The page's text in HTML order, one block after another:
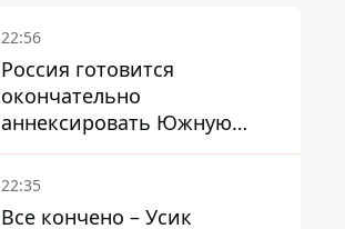
22:56
Россия готовится
окончательно
аннексировать Южную
Осетию – страны НАТО
обеспокоены
22:35
Все кончено – Усик